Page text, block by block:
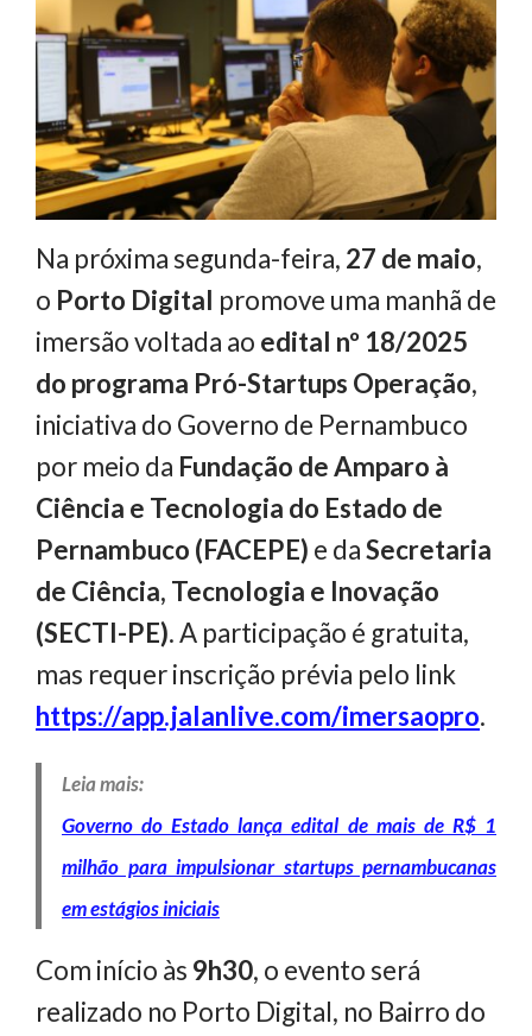
Na próxima segunda-feira, 27 de maio,
o Porto Digital promove uma manhã de
imersão voltada ao edital nº 18/2025
do programa Pró-Startups Operação,
iniciativa do Governo de Pernambuco
por meio da Fundação de Amparo à
Ciência e Tecnologia do Estado de
Pernambuco (FACEPE) e daSecretaria
de Ciência, Tecnologia e Inovação
(SECTI-PE). A participação é gratuita,
mas requer inscrição prévia pelo link
https://app.jalanlive.com/imersaopro.
Leia mais:
Governo do Estado lança edital de mais de R$ 1
milhão para impulsionar startups pernambucanas
em estágios iniciais
Com início às 9h30, o evento será
realizado no Porto Digital, no Bairro do